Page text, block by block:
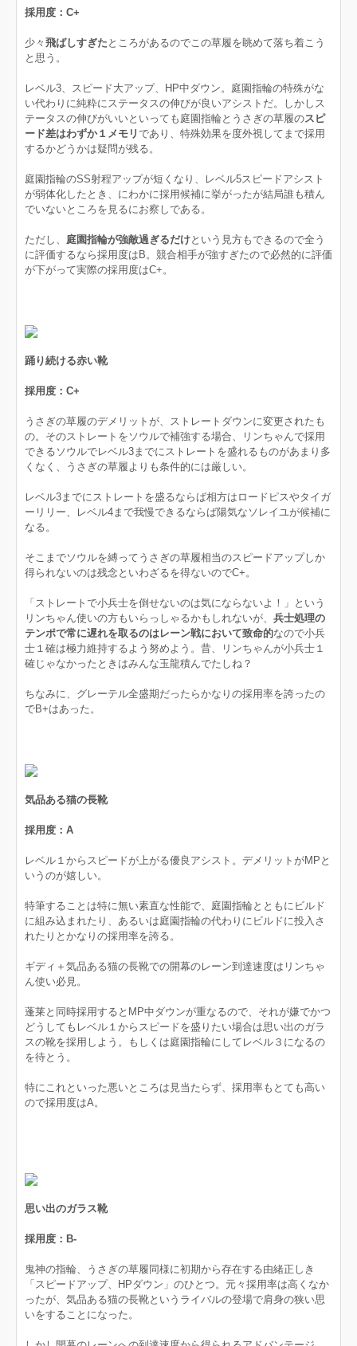
採用度：C+
少々 飛ばしすぎた ところがあるのでこの草履を眺めて落ち着こう
と思う。
レベル3、スピード大アップ、HP中ダウン。庭園指輪の特殊がな
い代わりに純粋にステータスの伸びが良いアシストだ。しかしス
テータスの伸びがいいといっても庭園指輪とうさぎの草履のスピ
ード差はわずか１メモリ であり、特殊効果を度外視してまで採用
するかどうかは疑問が残る。
庭園指輪のSS射程アップが短くなり、レベル5スピードアシスト
が弱体化したとき、にわかに採用候補に挙がったが結局誰も積ん
でいないところを見るにお察しである。
ただし、 庭園指輪が強敵過ぎるだけという見方もできるので全う
に評価するなら採用度はB。競合相手が強すぎたので必然的に評価
が下がって実際の採用度はC+。
踊り続ける赤い靴
採用度：C+
うさぎの草履のデメリットが、ストレートダウンに変更されたも
の。そのストレートをソウルで補強する場合、リンちゃんで採用
できるソウルでレベル3までにストレートを盛れるものがあまり多
くなく、うさぎの草履よりも条件的には厳しい。
レベル3までにストレートを盛るならば相方はロードピスやタイガ
ーリリー、レベル4まで我慢できるならば陽気なソレイユが候補に
なる。
そこまでソウルを縛ってうさぎの草履相当のスピードアップしか
得られないのは残念といわざるを得ないのでC+。
「ストレートで小兵士を倒せないのは気にならないよ！」という
リンちゃん使いの方もいらっしゃるかもしれないが、 兵士処理の
テンポで常に遅れを取るのはレーン戦において致命的なので小兵
士１確は極力維持するよう努めよう。昔、リンちゃんが小兵士１
確じゃなかったときはみんな玉龍積んでたしね？
ちなみに、グレーテル全盛期だったらかなりの採用率を誇ったの
でB+はあった。
気品ある猫の長靴
採用度：A
レベル１からスピードが上がる優良アシスト。デメリットがMPと
いうのが嬉しい。
特筆することは特に無い素直な性能で、庭園指輪とともにビルド
に組み込まれたり、あるいは庭園指輪の代わりにビルドに投入さ
れたりとかなりの採用率を誇る。
ギディ＋気品ある猫の長靴での開幕のレーン到達速度はリンちゃ
ん使い必見。
蓬莱と同時採用するとMP中ダウンが重なるので、それが嫌でかつ
どうしてもレベル１からスピードを盛りたい場合は思い出のガラ
スの靴を採用しよう。もしくは庭園指輪にしてレベル３になるの
を待とう。
特にこれといった悪いところは見当たらず、採用率もとても高い
ので採用度はA。
思い出のガラス靴
採用度：B-
鬼神の指輪、うさぎの草履同様に初期から存在する由緒正しき
「スピードアップ、HPダウン」のひとつ。元々採用率は高くなか
ったが、気品ある猫の長靴というライバルの登場で肩身の狭い思
いをすることになった。